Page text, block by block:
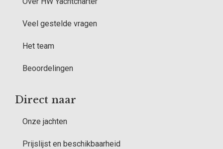
Veel gestelde vragen
Het team
Beoordelingen
Direct naar
Onze jachten
Prijslijst en beschikbaarheid